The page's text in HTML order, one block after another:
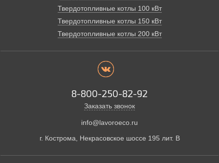
Твердотопливные котлы 100 кВт
Твердотопливные котлы 150 кВт
Твердотопливные котлы 200 кВт
8-800-250-82-92
Заказать звонок
info@lavoroeco.ru
г. Кострома, Некрасовское шоссе 195 лит. В